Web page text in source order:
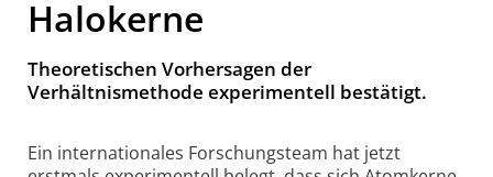
Halokerne
Theoretischen Vorhersagen der
Verhältnismethode experimentell bestätigt.
Ein internationales Forschungsteam hat jetzt